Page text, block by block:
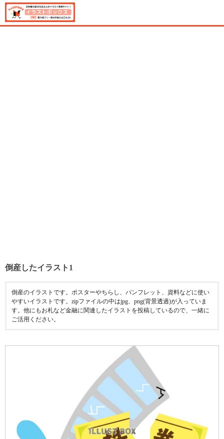
倒産したイラスト1
倒産のイラストです。ポスターやちらし、パンフレット、資料などに使い
やすいイラストです。zipファイルの中はjpg、png(背景透過)が入っていま
す。他にもお札など金融に関連したイラストを投稿しているので、一緒に
ご活用ください。